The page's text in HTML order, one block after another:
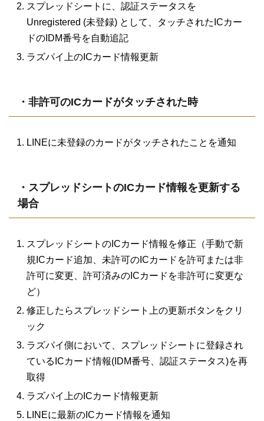
スプレッドシートに、認証ステータスを
Unregistered (未登録) として、タッチされたICカー
ドのIDM番号を自動追記
ラズパイ上のICカード情報更新
・非許可のICカードがタッチされた時
LINEに未登録のカードがタッチされたことを通知
・スプレッドシートのICカード情報を更新する
場合
スプレッドシートのICカード情報を修正（手動で新
規ICカード追加、未許可のICカードを許可または非
許可に変更、許可済みのICカードを非許可に変更な
ど）
修正したらスプレッドシート上の更新ボタンをクリ
ック
ラズパイ側において、スプレッドシートに登録され
ているICカード情報(IDM番号、認証ステータス)を再
取得
ラズパイ上のICカード情報更新
LINEに最新のICカード情報を通知